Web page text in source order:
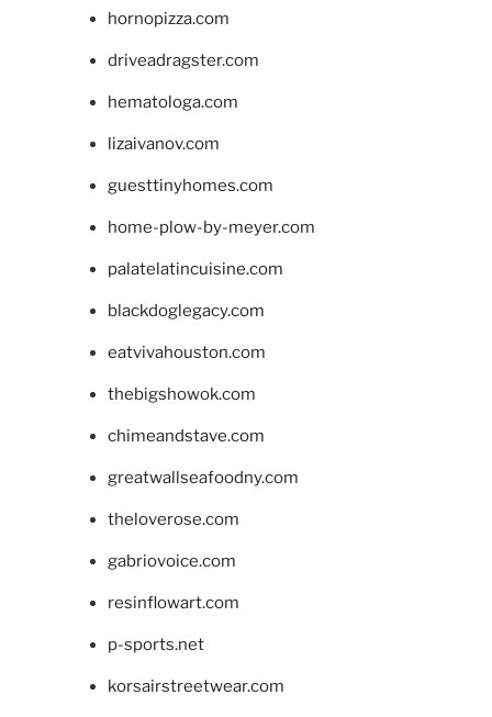
hornopizza.com
driveadragster.com
hematologa.com
lizaivanov.com
guesttinyhomes.com
home-plow-by-meyer.com
palatelatincuisine.com
blackdoglegacy.com
eatvivahouston.com
thebigshowok.com
chimeandstave.com
greatwallseafoodny.com
theloverose.com
gabriovoice.com
resinflowart.com
p-sports.net
korsairstreetwear.com